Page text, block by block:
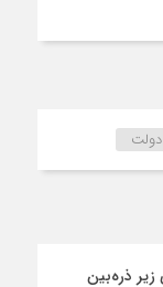
زیر ذره‌بین